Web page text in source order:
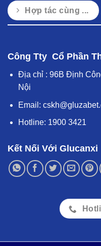
Hợp tác cùng ...
Công Tty Cổ Phần
Địa chỉ : 96B Định
Nội
Email:
Hotline: 1900 3421
Kết Nối Với Glucanxi